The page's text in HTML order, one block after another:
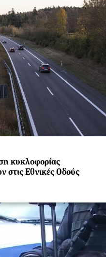
κυκλοφορίας
Εθνικές Οδούς